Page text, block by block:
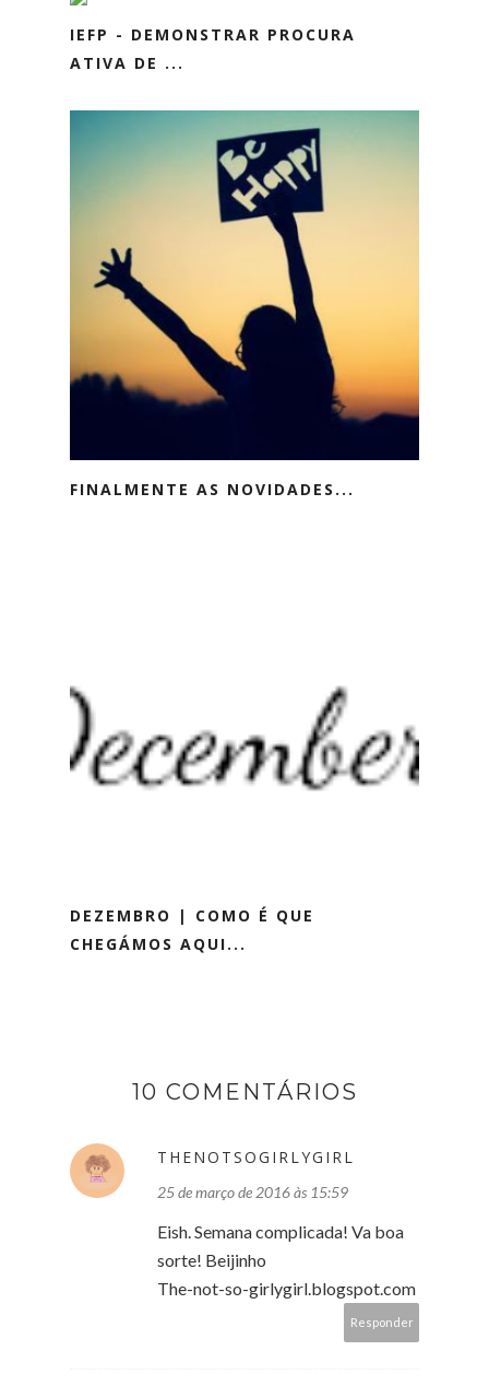
IEFP - DEMONSTRAR PROCURA
ATIVA DE ...
FINALMENTE AS NOVIDADES...
DEZEMBRO | COMO É QUE
CHEGÁMOS AQUI...
10 COMENTÁRIOS
THENOTSOGIRLYGIRL
25 de março de 2016 às 15:59
Eish. Semana complicada! Va boa
sorte! Beijinho
The-not-so-girlygirl.blogspot.com
Responder